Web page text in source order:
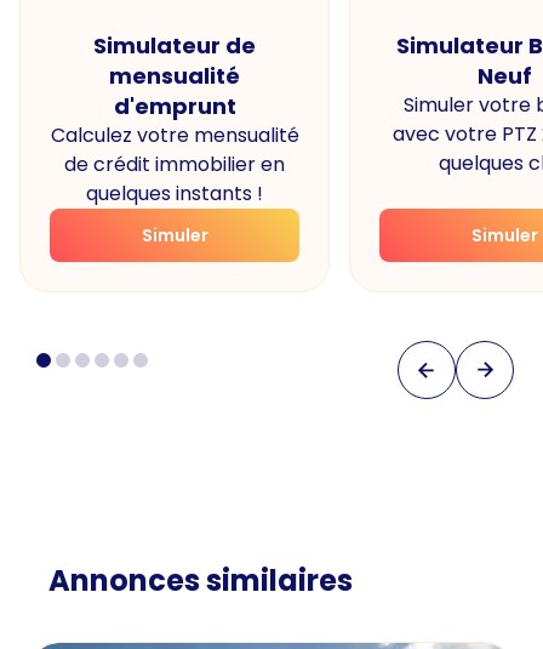
Simulateur de
mensualité
d'emprunt
Calculez votre mensualité
de crédit immobilier en
quelques instants !
Simuler
Simulateur
Neuf
Simuler votre
avec votre PTZ
quelques
Simuler
Annonces similaires